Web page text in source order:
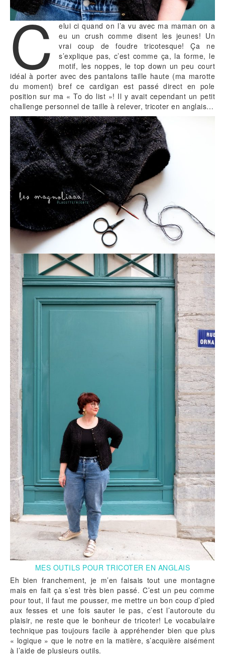
C elui ci quand on l’a vu avec ma maman on a
eu un crush comme disent les jeunes! Un
vrai coup de foudre tricotesque! Ça ne
s’explique pas, c’est comme ça, la forme, le
motif, les noppes, le top down un peu court
idéal à porter avec des pantalons taille haute (ma marotte
du moment) bref ce cardigan est passé direct en pole
position sur ma « To do list »! Il y avait cependant un petit
challenge personnel de taille à relever, tricoter en anglais…
MES OUTILS POUR TRICOTER EN ANGLAIS
Eh bien franchement, je m’en faisais tout une montagne
mais en fait ça s’est très bien passé. C’est un peu comme
pour tout, il faut me pousser, me mettre un bon coup d’pied
aux fesses et une fois sauter le pas, c’est l’autoroute du
plaisir, ne reste que le bonheur de tricoter! Le vocabulaire
technique pas toujours facile à appréhender bien que plus
« logique » que le notre en la matière, s’acquière aisément
à l’aide de plusieurs outils.